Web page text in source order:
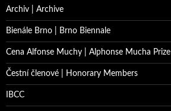
Archiv | Archive
Bienále Brno | Brno Biennale
Cena Alfonse Muchy | Alphonse Mucha Prize
Čestní členové | Honorary Members
IBCC